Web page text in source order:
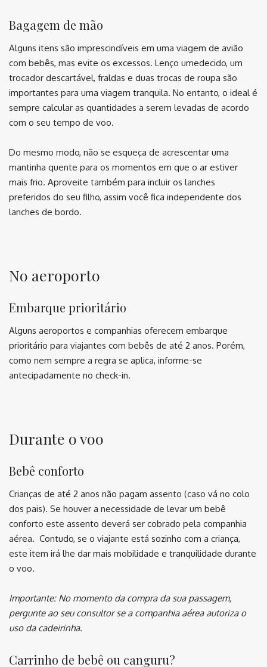
Bagagem de mão
Alguns itens são imprescindíveis em uma viagem de avião
com bebês, mas evite os excessos. Lenço umedecido, um
trocador descartável, fraldas e duas trocas de roupa são
importantes para uma viagem tranquila. No entanto, o ideal é
sempre calcular as quantidades a serem levadas de acordo
com o seu tempo de voo.
Do mesmo modo, não se esqueça de acrescentar uma
mantinha quente para os momentos em que o ar estiver
mais frio. Aproveite também para incluir os lanches
preferidos do seu filho, assim você fica independente dos
lanches de bordo.
No aeroporto
Embarque prioritário
Alguns aeroportos e companhias oferecem embarque
prioritário para viajantes com bebês de até 2 anos. Porém,
como nem sempre a regra se aplica, informe-se
antecipadamente no check-in.
Durante o voo
Bebê conforto
Crianças de até 2 anos não pagam assento (caso vá no colo
dos pais). Se houver a necessidade de levar um bebê
conforto este assento deverá ser cobrado pela companhia
aérea. Contudo, se o viajante está sozinho com a criança,
este item irá lhe dar mais mobilidade e tranquilidade durante
o voo.
Importante: No momento da compra da sua passagem,
pergunte ao seu consultor se a companhia aérea autoriza o
uso da cadeirinha.
Carrinho de bebê ou canguru?